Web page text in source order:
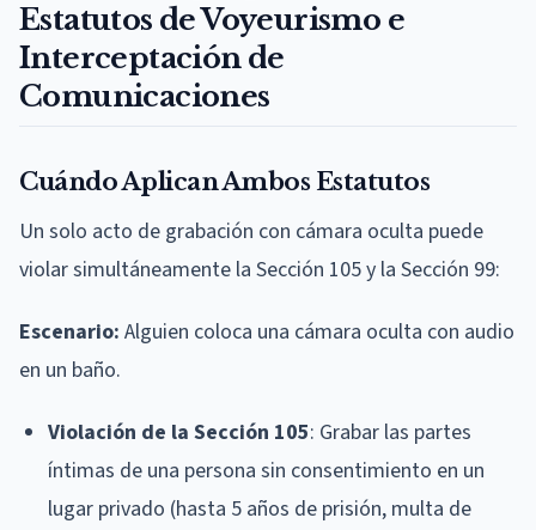
Estatutos de Voyeurismo e
Interceptación de
Comunicaciones
Cuándo Aplican Ambos Estatutos
Un solo acto de grabación con cámara oculta puede
violar simultáneamente la Sección 105 y la Sección 99:
Escenario: Alguien coloca una cámara oculta con audio
en un baño.
Violación de la Sección 105: Grabar las partes
íntimas de una persona sin consentimiento en un
lugar privado (hasta 5 años de prisión, multa de